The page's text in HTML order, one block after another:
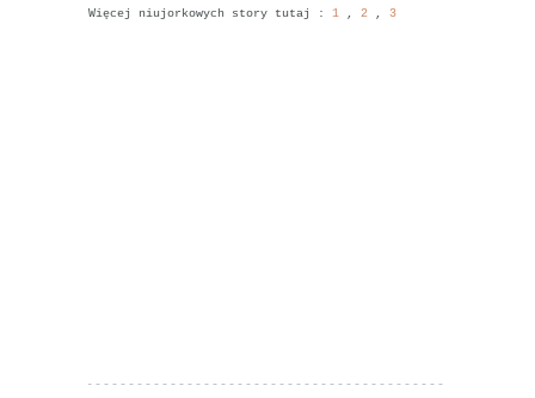
Więcej niujorkowych story tutaj : 1 , 2 , 3